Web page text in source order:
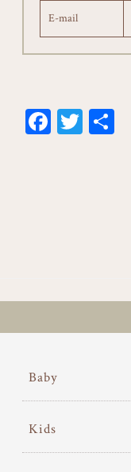
E-mail
Fa T
Baby
Kids